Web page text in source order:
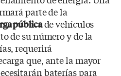
parte de la
públicade vehículos
de su número y de la
requerirá
que, ante la mayor
baterías para